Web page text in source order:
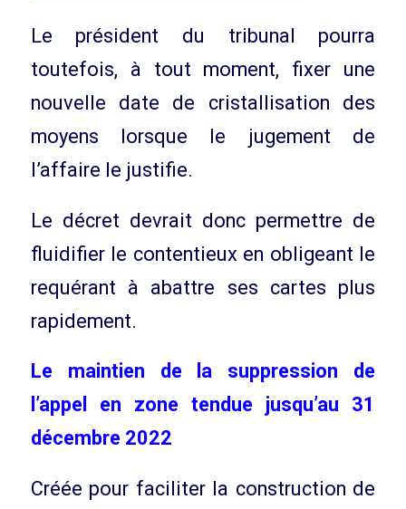
Le président du tribunal pourra
toutefois, à tout moment, fixer une
nouvelle date de cristallisation des
moyens lorsque le jugement de
l’affaire le justifie.
Le décret devrait donc permettre de
fluidifier le contentieux en obligeant le
requérant à abattre ses cartes plus
rapidement.
Le maintien de la suppression de
l’appel en zone tendue jusqu’au 31
décembre 2022
Créée pour faciliter la construction de